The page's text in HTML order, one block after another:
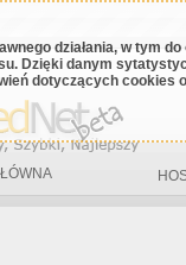
działania, w tym
Dzięki danym
dotyczących cookies